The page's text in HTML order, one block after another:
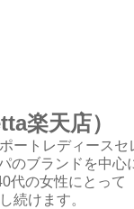
楽天店）
ートレディースセ
のブランドを中心
代の女性にとって
続けます。